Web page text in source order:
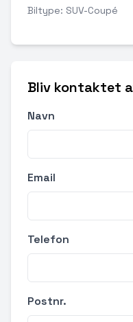
Biltype: SUV-Coupé
Bliv kontaktet
Navn
Email
Telefon
Postnr.